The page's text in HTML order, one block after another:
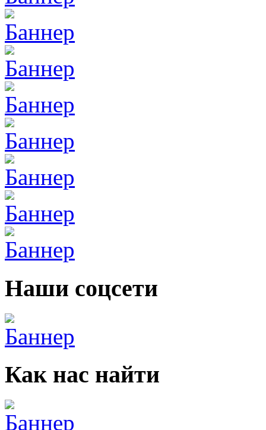
Наши соцсети
Как нас найти